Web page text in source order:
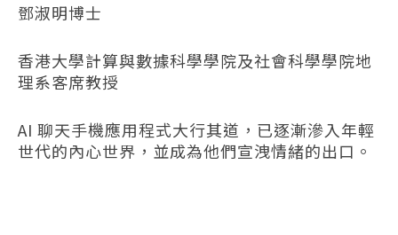
鄧淑明博士
香港大學計算與數據科學學院及社會科學學院地
理系客席教授
AI 聊天手機應用程式大行其道，已逐漸滲入年輕
世代的內心世界，並成為他們宣洩情緒的出口。